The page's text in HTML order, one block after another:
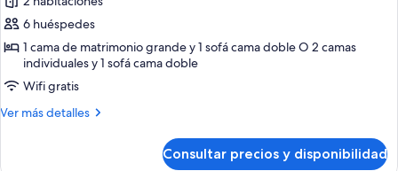
+
child)
Suite,
2
habitaciones,
vistas
al
adults
6 huéspedes
1 cama de matrimonio grande y 1 sofá cama doble O 2 camas
individuales y 1 sofá cama doble
Wifi gratis
Ver más detalles
Más
Consultar precios y disponibilidad